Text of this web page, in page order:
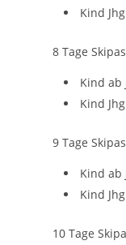
Kind
8 Tage
Kind ab
Kind
9 Tage
Kind ab
Kind
10 Tage